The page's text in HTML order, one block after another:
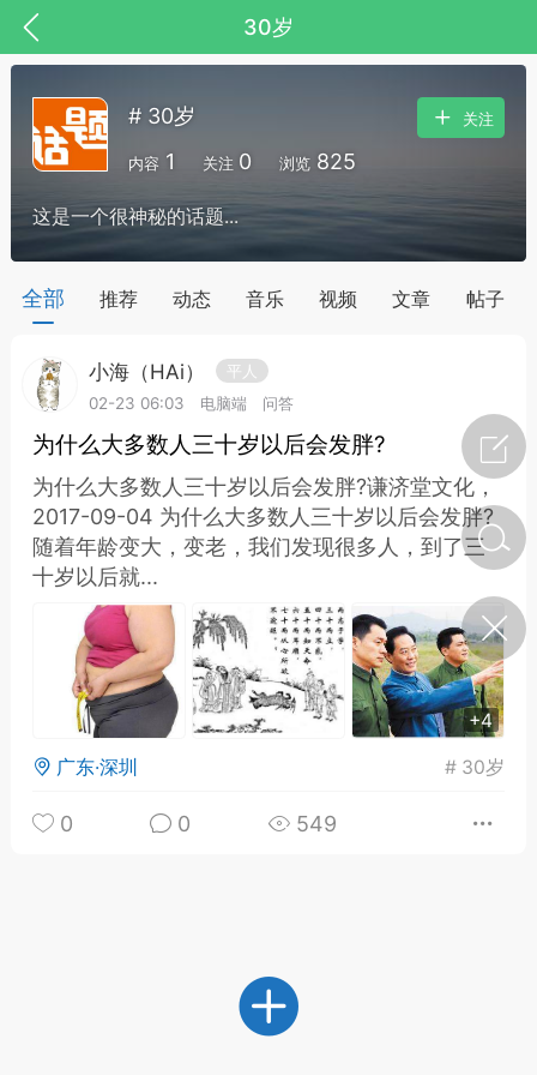
30岁
，华夏中医人：家门口的中医人！
节气气象
·特急预警】关
节返乡期间“闪
0
如何购买【理肺清瘟膏】
【养正护络膏】？
谷气行、营卫通：内经视角
下的脾胃调养要义
# 30岁
内容 1 关注 0 浏览 825
关注
这是一个很神秘的话题...
全部 推荐 动态 音乐 视频 文章 帖子
小海（HAi）
平人
02-23 06:03
电脑端 问答
为什么大多数人三十岁以后会发胖?
为什么大多数人三十岁以后会发胖?谦济堂文化，
2017-09-04 为什么大多数人三十岁以后会发胖?
随着年龄变大，变老，我们发现很多人，到了三
十岁以后就...
+4
广东·深圳 # 30岁
0 0 549